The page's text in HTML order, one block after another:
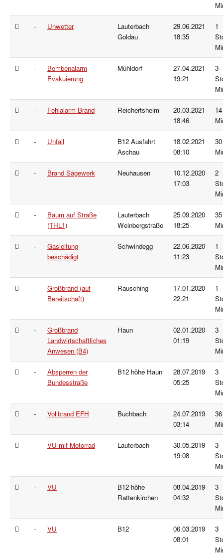
- Unwetter
Lauterbach
Goldau
29.06.2021
18:35
1
-
Bombenalarm
Evakuierung
Mühldorf
27.04.2021
19:21
3
- Fehlalarm Brand Reichertsheim
20.03.2021
18:46
14
- Unfall
B12 Ausfahrt
Aschau
18.02.2021
08:10
30
- Brand Sägewerk Neuhausen
10.12.2020
17:03
2
-
Baum auf Straße
(THL1)
Lauterbach
Weinbergstraße
25.09.2020
18:25
35
-
Gasleitung
beschädigt
Schwindegg
22.06.2020
11:23
1
-
Großbrand (auf
Bereitschaft)
Rausching
17.01.2020
22:21
1
-
Großbrand
Landwirtschaftliches
Anwesen (B4)
Haun
02.01.2020
01:19
3
-
Absperren der
Bundesstraße
B12 höhe Haun
28.07.2019
05:25
3
- Vollbrand EFH Buchbach
24.07.2019
03:14
36
- VU mit Motorrad Lauterbach
30.05.2019
19:08
3
- VU
B12 höhe
Rattenkirchen
08.04.2019
04:32
3
- VU B12
06.03.2019
08:01
3